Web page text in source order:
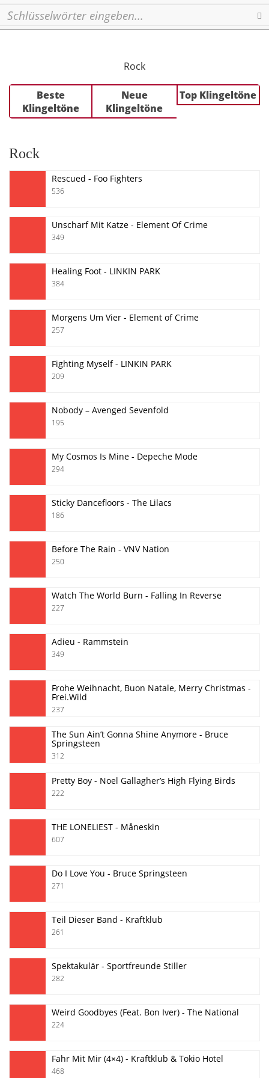
Rock
Beste
Klingeltöne
Neue
Klingeltöne
Top Klingeltöne
Rock
Rescued - Foo Fighters
536
Unscharf Mit Katze - Element Of Crime
349
Healing Foot - LINKIN PARK
384
Morgens Um Vier - Element of Crime
257
Fighting Myself - LINKIN PARK
209
Nobody – Avenged Sevenfold
195
My Cosmos Is Mine - Depeche Mode
294
Sticky Dancefloors - The Lilacs
186
Before The Rain - VNV Nation
250
Watch The World Burn - Falling In Reverse
227
Adieu - Rammstein
349
Frohe Weihnacht, Buon Natale, Merry Christmas -
Frei.Wild
237
The Sun Ain’t Gonna Shine Anymore - Bruce
Springsteen
312
Pretty Boy - Noel Gallagher’s High Flying Birds
222
THE LONELIEST - Måneskin
607
Do I Love You - Bruce Springsteen
271
Teil Dieser Band - Kraftklub
261
Spektakulär - Sportfreunde Stiller
282
Weird Goodbyes (Feat. Bon Iver) - The National
224
Fahr Mit Mir (4×4) - Kraftklub & Tokio Hotel
468